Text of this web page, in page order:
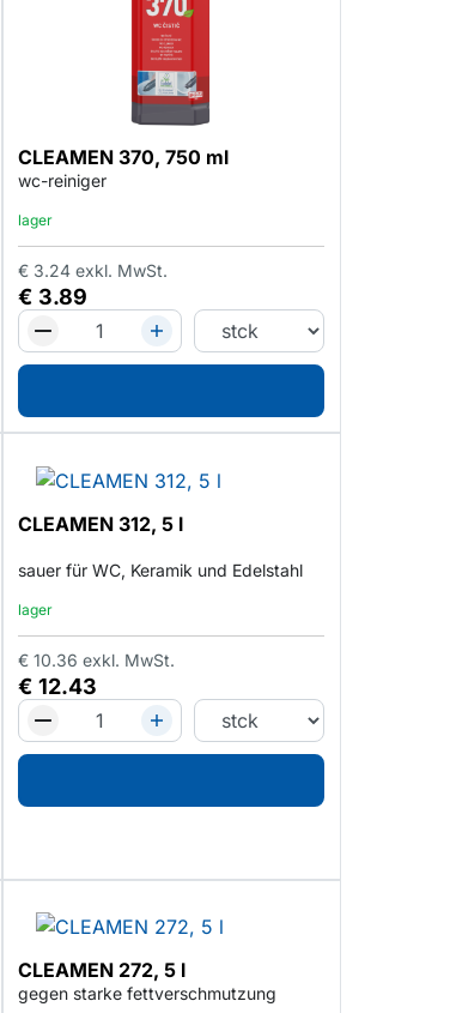
CLEAMEN 370, 750 ml
wc-reiniger
lager
€ 3.89
€ 3.24 exkl. MwSt.
CLEAMEN 312, 5 l
sauer für WC, Keramik und Edelstahl
lager
€ 12.43
€ 10.36 exkl. MwSt.
CLEAMEN 272, 5 l
gegen starke fettverschmutzung